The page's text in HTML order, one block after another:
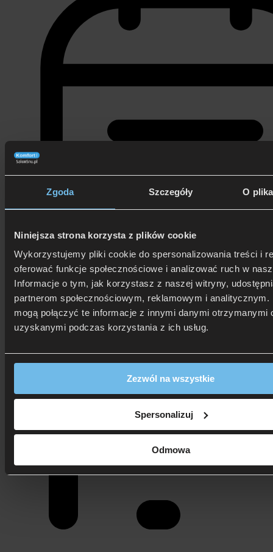
Zgoda Szczegóły O
Niniejsza strona korzysta z plików cookie
Wykorzystujemy pliki cookie do spersonalizowania treści i
oferować funkcje społecznościowe i analizować ruch w
Informacje o tym, jak korzystasz z naszej witryny,
partnerom społecznościowym, reklamowym i analitycznym.
mogą połączyć te informacje z innymi danymi otrzymanymi
uzyskanymi podczas korzystania z ich usług.
Zezwól na wszystkie
Spersonalizuj
Odmowa
8 stycznia 2026
Pokaż spis treści